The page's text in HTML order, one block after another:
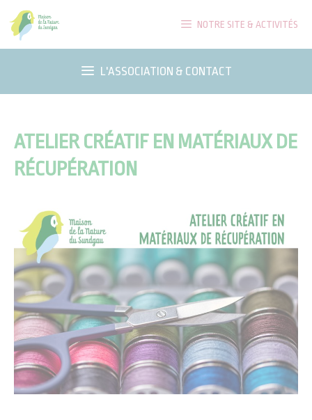
Aller
au
contenu
NOTRE SITE & ACTIVITÉS
L'ASSOCIATION & CONTACT
ATELIER CRÉATIF EN MATÉRIAUX DE
RÉCUPÉRATION